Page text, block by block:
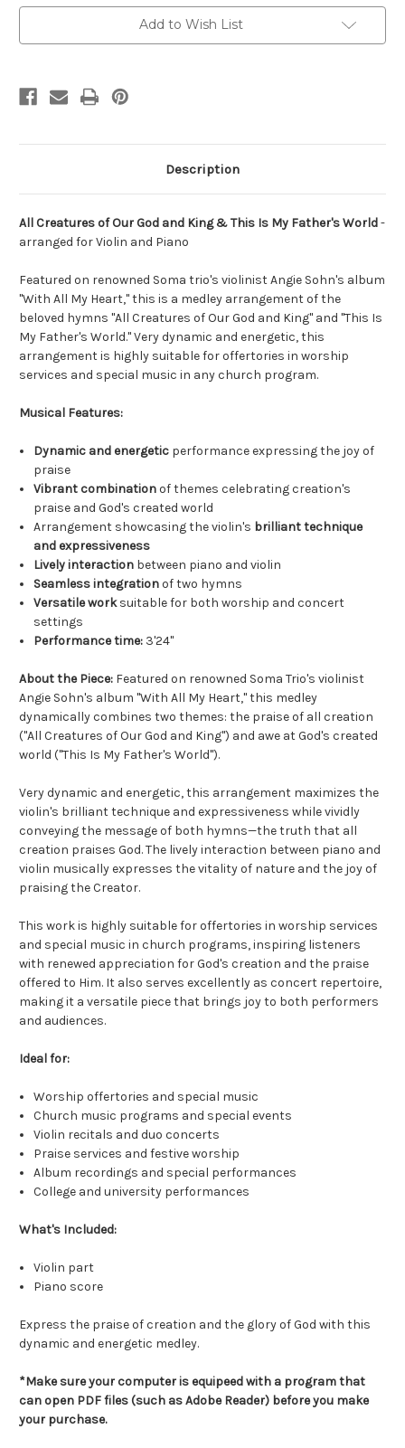
&
This
is
My
&
This
is
My
Add to Wish List
Description
All Creatures of Our God and King & This Is My Father's World-
arranged for Violin and Piano
Featured on renowned Soma trio's violinist Angie Sohn's album
"With All My Heart," this is a medley arrangement of the
beloved hymns "All Creatures of Our God and King" and "This Is
My Father's World." Very dynamic and energetic, this
arrangement is highly suitable for offertories in worship
services and special music in any church program.
Musical Features:
Dynamic and energetic performance expressing the joy of
praise
Vibrant combinationof themes celebrating creation's
praise and God's created world
Arrangement showcasing the violin's brilliant technique
and expressiveness
Lively interaction between piano and violin
Seamless integrationof two hymns
Versatile worksuitable for both worship and concert
settings
Performance time: 3'24"
About the Piece: Featured on renowned Soma Trio's violinist
Angie Sohn's album "With All My Heart," this medley
dynamically combines two themes: the praise of all creation
("All Creatures of Our God and King") and awe at God's created
world ("This Is My Father's World").
Very dynamic and energetic, this arrangement maximizes the
violin's brilliant technique and expressiveness while vividly
conveying the message of both hymns—the truth that all
creation praises God. The lively interaction between piano and
violin musically expresses the vitality of nature and the joy of
praising the Creator.
This work is highly suitable for offertories in worship services
and special music in church programs, inspiring listeners
with renewed appreciation for God's creation and the praise
offered to Him. It also serves excellently as concert repertoire,
making it a versatile piece that brings joy to both performers
and audiences.
Ideal for:
Worship offertories and special music
Church music programs and special events
Violin recitals and duo concerts
Praise services and festive worship
Album recordings and special performances
College and university performances
What's Included:
Violin part
Piano score
Express the praise of creation and the glory of God with this
dynamic and energetic medley.
*Make sure your computer is equipeed with a program that
can open PDF files (such as Adobe Reader) before you make
your purchase.